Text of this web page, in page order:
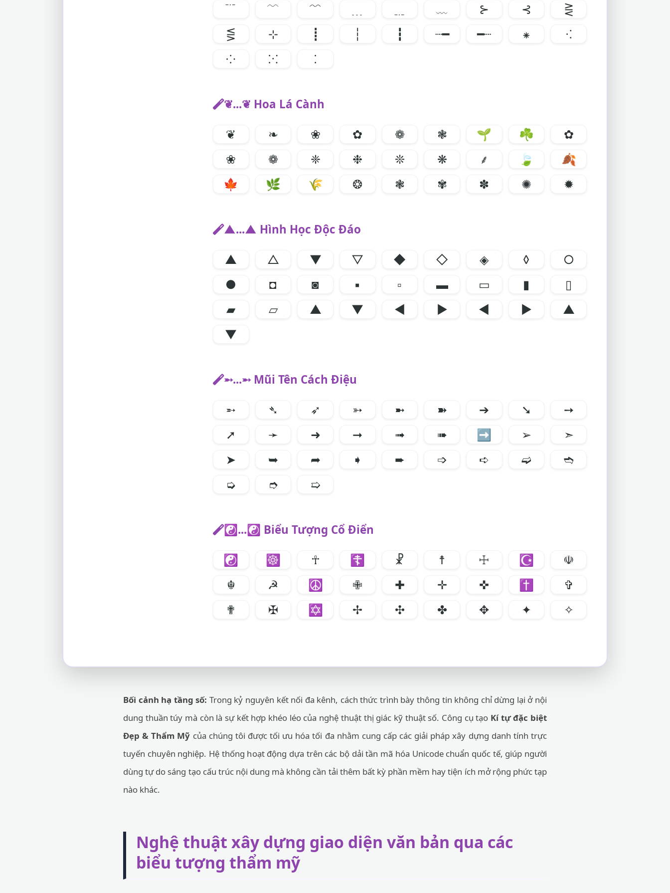
﹊
﹋ ﹌ ﹏ ⊱ ⊰
⋛
⋚
⊹ ┋ ┆ ┇ ┈━ ━┈ ⁕
⁖
⁘
⁙ ⁚
❦...❦ Hoa Lá Cành
❦ ❧ ❀ ✿ ❁ ❃ 🌱 ☘
✿
❀
❁ ❈ ❉ ❊ ❋ ⸙ 🍃
🍂
🍁
🌿 🌾 ❂ ❃ ✾ ✽ ✺ ✹
▲...▲ Hình Học Độc Đáo
▲ △ ▼ ▽ ◆ ◇ ◈ ◊
○
●
◘ ◙ ▪ ▫ ▬ ▭ ▮
▯
▰
▱ ▲ ▼ ◀ ▶ ◄ ►
▲
▼
➵...➵ Mũi Tên Cách Điệu
➵ ➴ ➶ ➳ ➼ ➽ ➔ ➘
➙
➚
➛ ➜ ➞ ➟ ➠ ➡ ➢
➣
➤
➥ ➦ ➧ ➨ ➩ ➪ ➫
➬
➭
➮ ➯
☯...☯ Biểu Tượng Cổ Điển
☯ ☸ ☥ ☦ ☧ ☨ ☩ ☪
☫
☬
☭ ☮ ✙ ✚ ✛ ✜ ✝
✞
✟
✠ ✡ ✢ ✣ ✤ ✥ ✦ ✧
Bối cảnh hạ tầng số: Trong kỷ nguyên kết nối đa kênh, cách thức trình bày thông tin không chỉ dừng lại ở nội
dung thuần túy mà còn là sự kết hợp khéo léo của nghệ thuật thị giác kỹ thuật số. Công cụ tạo Kí tự đặc biệt
Đẹp & Thẩm Mỹ của chúng tôi được tối ưu hóa tối đa nhằm cung cấp các giải pháp xây dựng danh tính trực
tuyến chuyên nghiệp. Hệ thống hoạt động dựa trên các bộ dải tần mã hóa Unicode chuẩn quốc tế, giúp người
dùng tự do sáng tạo cấu trúc nội dung mà không cần tải thêm bất kỳ phần mềm hay tiện ích mở rộng phức tạp
nào khác.
Nghệ thuật xây dựng giao diện văn bản qua các
biểu tượng thẩm mỹ